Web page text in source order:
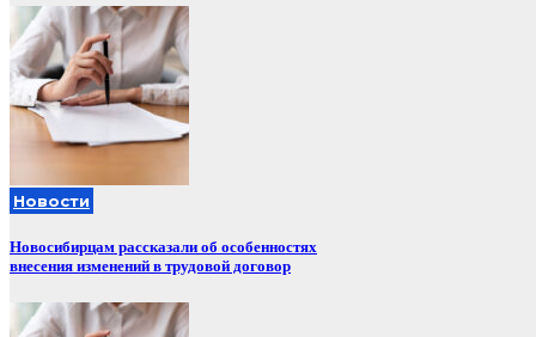
Новости
Новосибирцам рассказали об особенностях
внесения изменений в трудовой договор